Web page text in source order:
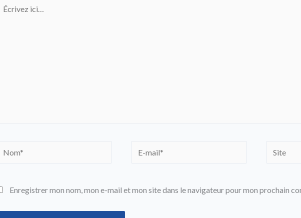
Nom* Site
Enregistrer mon nom, mon e-mail et mon site dans le navigateur pour mon prochain